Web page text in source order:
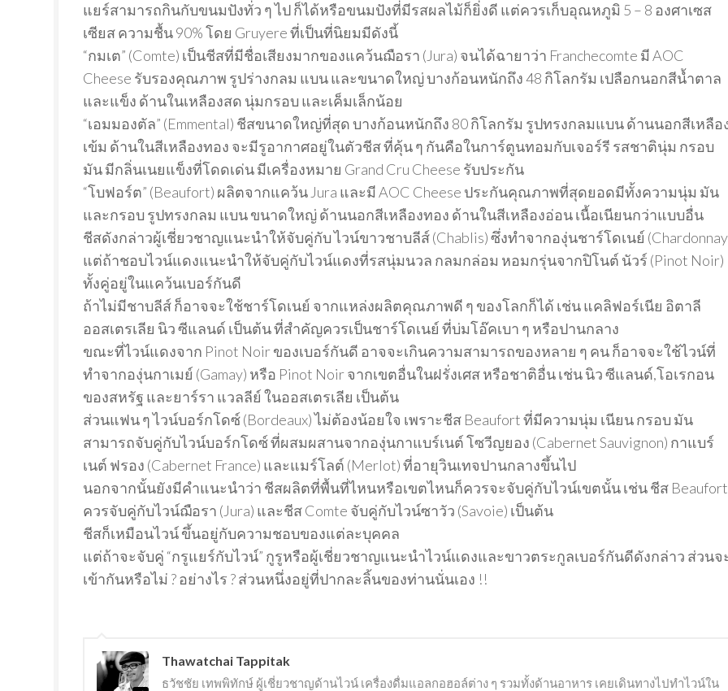
แยร์สามารถกินกับขนมปังทั่ว ๆ ไป ก็ได้หรือขนมปังที่มีรสผลไม้ก็ยิ่งดี แต่ควรเก็บอุณหภูมิ 5 – 8 องศาเซส
เซียส ความชื้น 90% โดย Gruyere ที่เป็นที่นิยมมีดังนี้
“กมเต” (Comte) เป็นชีสที่มีชื่อเสียงมากของแคว้นฌือรา (Jura) จนได้ฉายาว่า Franchecomte มี AOC
Cheese รับรองคุณภาพ รูปร่างกลม แบน และขนาดใหญ่ บางก้อนหนักถึง 48 กิโลกรัม เปลือกนอกสีน้ำตาล
และแข็ง ด้านในเหลืองสด นุ่มกรอบ และเค็มเล็กน้อย
“เอมมองตัล” (Emmental) ชีสขนาดใหญ่ที่สุด บางก้อนหนักถึง 80 กิโลกรัม รูปทรงกลมแบน ด้านนอกสีเหลือ
เข้ม ด้านในสีเหลืองทอง จะมีรูอากาศอยู่ในตัวชีส ที่คุ้น ๆ กันคือในการ์ตูนทอมกับเจอร์รี รสชาตินุ่ม กรอบ
มัน มีกลิ่นเนยแข็งที่โดดเด่น มีเครื่องหมาย Grand Cru Cheese รับประกัน
“โบฟอร์ต” (Beaufort) ผลิตจากแคว้น Jura และมี AOC Cheese ประกันคุณภาพที่สุดยอดมีทั้งความนุ่ม มัน
และกรอบ รูปทรงกลม แบน ขนาดใหญ่ ด้านนอกสีเหลืองทอง ด้านในสีเหลืองอ่อน เนื้อเนียนกว่าแบบอื่น
ชีสดังกล่าวผู้เชี่ยวชาญแนะนำให้จับคู่กับ ไวน์ขาวชาบลีส์ (Chablis) ซึ่งทำจากองุ่นชาร์โดเนย์
แต่ถ้าชอบไวน์แดงแนะนำให้จับคู่กับไวน์แดงที่รสนุ่มนวล กลมกล่อม หอมกรุ่นจากปิโนต์ นัวร์ (Pinot Noir)
ทั้งคู่อยู่ในแคว้นเบอร์กันดี
ถ้าไม่มีชาบลีส์ ก็อาจจะใช้ชาร์โดเนย์ จากแหล่งผลิตคุณภาพดี ๆ ของโลกก็ได้ เช่น แคลิฟอร์เนีย อิตาลี
ออสเตรเลีย นิว ซีแลนด์ เป็นต้น ที่สำคัญควรเป็นชาร์โดเนย์ ที่บ่มโอ๊คเบา ๆ หรือปานกลาง
ขณะที่ไวน์แดงจาก Pinot Noir ของเบอร์กันดี อาจจะเกินความสามารถของหลาย ๆ คน ก็อาจจะใช้ไวน์ที่
ทำจากองุ่นกาเมย์ (Gamay) หรือ Pinot Noir จากเขตอื่นในฝรั่งเศส หรือชาติอื่น เช่น นิว ซีแลนด์,โอเรกอน
ของสหรัฐ และยาร์รา แวลลีย์ ในออสเตรเลีย เป็นต้น
ส่วนแฟน ๆ ไวน์บอร์กโดซ์ (Bordeaux) ไม่ต้องน้อยใจ เพราะชีส Beaufort ที่มีความนุ่ม เนียน กรอบ มัน
สามารถจับคู่กับไวน์บอร์กโดซ์ ที่ผสมผสานจากองุ่นกาแบร์เนต์ โซวีญยอง (Cabernet Sauvignon) กาแบร์
เนต์ ฟรอง (Cabernet France) และแมร์โลต์ (Merlot) ที่อายุวินเทจปานกลางขึ้นไป
นอกจากนั้นยังมีคำแนะนำว่า ชีสผลิตที่พื้นที่ไหนหรือเขตไหนก็ควรจะจับคู่กับไวน์เขตนั้น เช่น ชีส Beaufort
ควรจับคู่กับไวน์ฌือรา (Jura) และชีส Comte จับคู่กับไวน์ซาวัว (Savoie) เป็นต้น
ชีสก็เหมือนไวน์ ขึ้นอยู่กับความชอบของแต่ละบุคคล
แต่ถ้าจะจับคู่ “กรูแยร์กับไวน์” กูรูหรือผู้เชี่ยวชาญแนะนำไวน์แดงและขาวตระกูลเบอร์กันดีดังกล่าว ส่วนจ
เข้ากันหรือไม่ ? อย่างไร ? ส่วนหนึ่งอยู่ที่ปากละลิ้นของท่านนั่นเอง !!
Thawatchai Tappitak
ธวัชชัย เทพพิทักษ์ ผู้เชี่ยวชาญด้านไวน์ เครื่องดื่มแอลกอฮอล์ต่าง ๆ รวมทั้งด้านอาหาร เคยเดินทางไปทำไวน์ใน